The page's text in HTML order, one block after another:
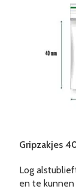
Gripzakjes
Log
en te